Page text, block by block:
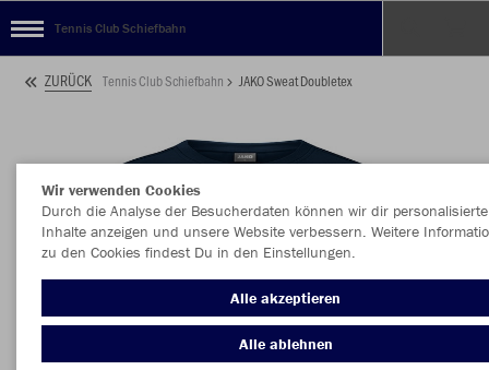
Tennis Club Schiefbahn
ZURÜCK Tennis Club Schiefbahn JAKO Sweat Doubletex
Wir verwenden Cookies
Durch die Analyse der Besucherdaten können wir dir personalisierte
Inhalte anzeigen und unsere Website verbessern. Weitere
zu den Cookies findest Du in den Einstellungen.
Alle akzeptieren
Alle ablehnen